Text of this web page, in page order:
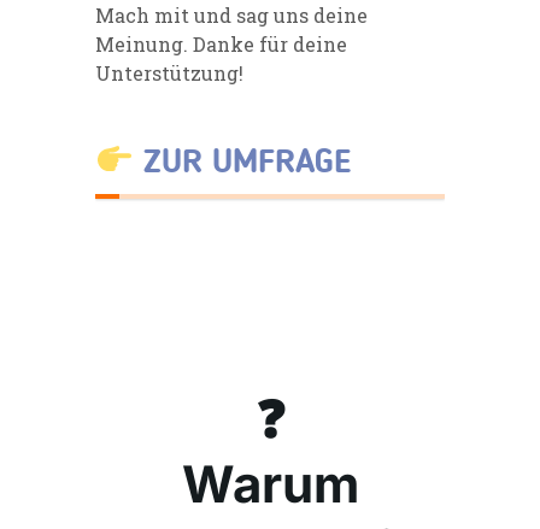
Mach mit und sag uns deine
Meinung. Danke für deine
Unterstützung!
ZUR UMFRAGE